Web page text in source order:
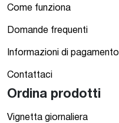
Come funziona
Domande frequenti
Informazioni di pagamento
Contattaci
Ordina prodotti
Vignetta giornaliera